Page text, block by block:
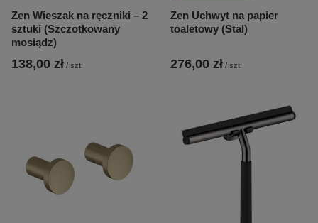
Zen Wieszak na ręczniki – 2
sztuki (Szczotkowany
mosiądz)
138,00 zł / szt.
Zen Uchwyt na papier
toaletowy (Stal)
276,00 zł / szt.